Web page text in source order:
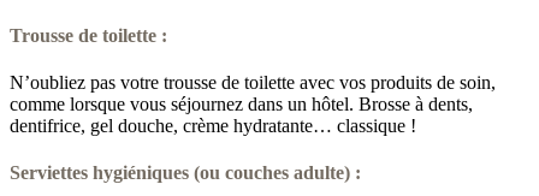
Trousse de toilette :
N’oubliez pas votre trousse de toilette avec vos produits de soin,
comme lorsque vous séjournez dans un hôtel. Brosse à dents,
dentifrice, gel douche, crème hydratante… classique !
Serviettes hygiéniques (ou couches adulte) :